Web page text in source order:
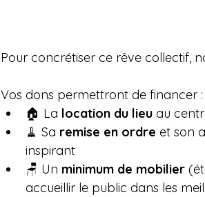
Pour concrétiser ce rêve collectif,
Vos dons permettront de financer :
🏠 La location du lieu au
🧹 Sa remise en ordre et son
inspirant
🪑 Un minimum de mobilier
accueillir le public dans les